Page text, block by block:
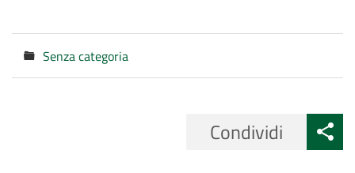
Categorie
Senza categoria
Condividi